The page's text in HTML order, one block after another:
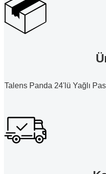
Talens Panda 24'lü Yağlı